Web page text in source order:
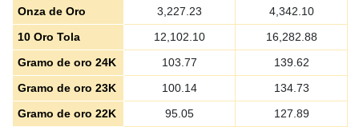
Onza de Oro 3,227.23
4,342.10
10 Oro Tola
12,102.10
16,282.88
Gramo de oro 24K
103.77
139.62
Gramo de oro 23K
100.14
134.73
Gramo de oro 22K
95.05
127.89